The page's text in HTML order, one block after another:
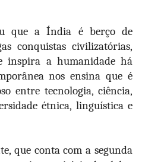
que a Índia é berço de
conquistas civilizatórias,
inspira a humanidade há
nos ensina que é
entre tecnologia, ciência,
étnica, linguística e
que conta com a segunda